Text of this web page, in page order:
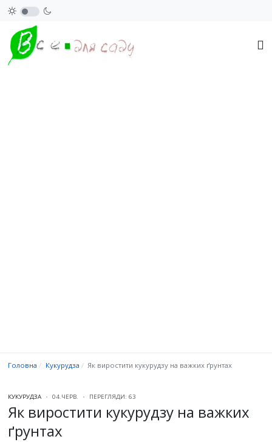
Головна Кукурудза Як виростити кукурудзу на важких ґрунтах
КУКУРУДЗА 04.ЧЕРВ. ПЕРЕГЛЯДИ: 63
Як виростити кукурудзу на важких
ґрунтах